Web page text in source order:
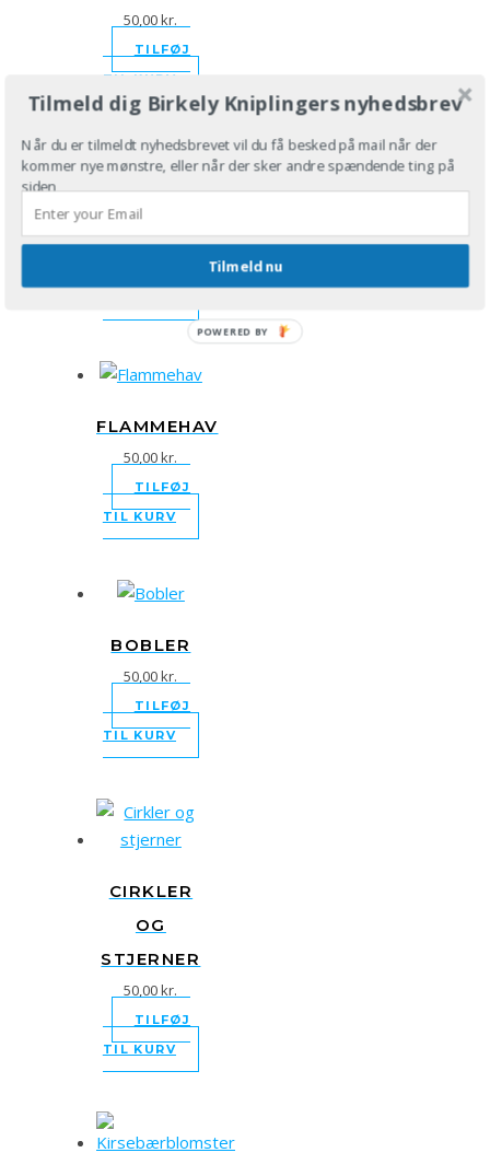
50,00kr.
TILFØJ
TIL KURV
BLÅ TERN
50,00kr.
FLAMMEHAV
50,00kr.
TILFØJ
TIL KURV
BOBLER
50,00kr.
TILFØJ
TIL KURV
CIRKLER
OG
STJERNER
50,00kr.
TILFØJ
TIL KURV
Tilmeld dig Birkely Kniplingers nyhedsbrev
Når du er tilmeldt nyhedsbrevet vil du få besked på mail når der
kommer nye mønstre, eller når der sker andre spændende ting på
siden
Tilmeld nu
POWERED